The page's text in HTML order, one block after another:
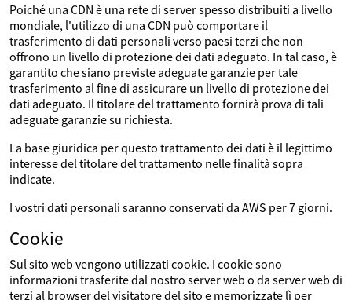
Poiché una CDN è una rete di server spesso distribuiti a livello
mondiale, l'utilizzo di una CDN può comportare il
trasferimento di dati personali verso paesi terzi che non
offrono un livello di protezione dei dati adeguato. In tal caso, è
garantito che siano previste adeguate garanzie per tale
trasferimento al fine di assicurare un livello di protezione dei
dati adeguato. Il titolare del trattamento fornirà prova di tali
adeguate garanzie su richiesta.
La base giuridica per questo trattamento dei dati è il legittimo
interesse del titolare del trattamento nelle finalità sopra
indicate.
I vostri dati personali saranno conservati da AWS per 7 giorni.
Cookie
Sul sito web vengono utilizzati cookie. I cookie sono
informazioni trasferite dal nostro server web o da server web di
terzi al browser del visitatore del sito e memorizzate lì per